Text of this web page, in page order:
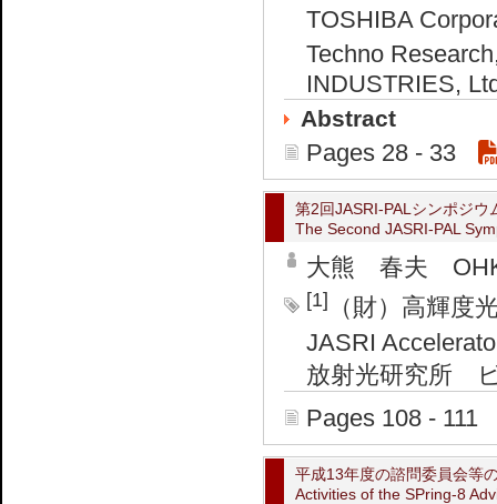
TOSHIBA
Techno
INDUSTRIES,
Abstract
Pages 28 - 33
第2回JASRI-PALシンポジウ
The Second JASRI-PAL
大熊 春夫
[1]
（財）高輝
JASRI
放射光研究所
Pages 108 - 111
平成13年度の諮問委員会等
Activities of the SPring-8